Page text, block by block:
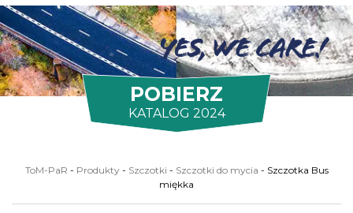
POBIERZ
KATALOG 2024
ToM-PaR - Produkty - Szczotki - Szczotki do mycia - Szczotka Bus
miękka